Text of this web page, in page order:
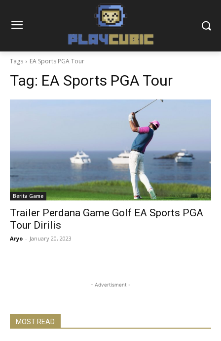
Tags EA Sports PGA Tour
Tag: EA Sports PGA Tour
Berita Game
Trailer Perdana Game Golf EA Sports PGA
Tour Dirilis
Aryo - January 20, 2023
- Advertisment -
MOST READ